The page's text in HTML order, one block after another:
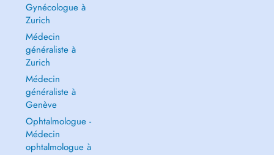
Gynécologue à
Zurich
Médecin
généraliste à
Zurich
Médecin
généraliste à
Genève
Ophtalmologue -
Médecin
ophtalmologue à